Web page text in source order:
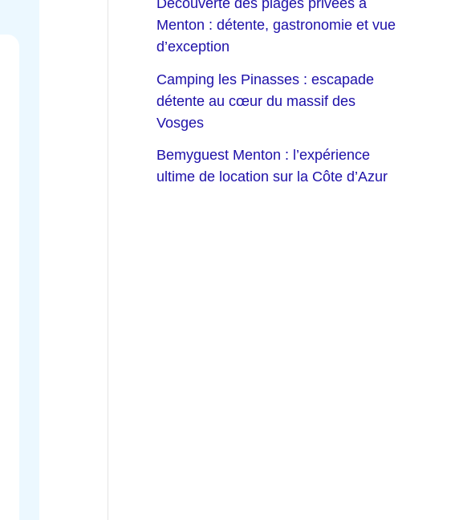
Découverte des plages privées à
Menton : détente, gastronomie et vue
d’exception
Camping les Pinasses : escapade
détente au cœur du massif des
Vosges
Bemyguest Menton : l’expérience
ultime de location sur la Côte d’Azur